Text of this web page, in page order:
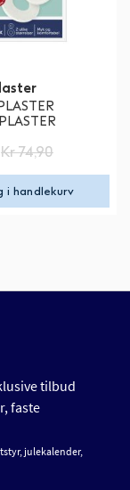
Kr 74,90
i handlekurv
tilbud
faste
julekalender,